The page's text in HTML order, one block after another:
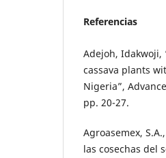
Referencias
Adejoh, Idakwoji,
cassava plants
Nigeria”,
pp. 20-27.
Agroasemex,
las cosechas del